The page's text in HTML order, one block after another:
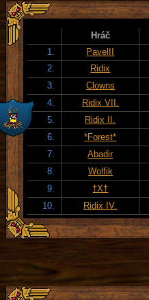
Hráč
1.
PavelII
2.
Ridix
3.
Clowns
4.
Ridix VII.
5.
Ridix II.
6.
*Forest*
7.
Abadir
8.
Wolfik
9.
†X†
10.
Ridix IV.